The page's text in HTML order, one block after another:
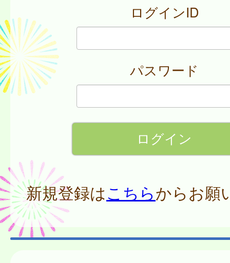
ログインID
パスワード
新規登録はこちらからお願